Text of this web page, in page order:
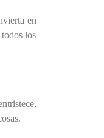
en
los